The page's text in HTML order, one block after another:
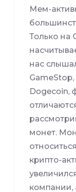
Мем-
Только на
нас
Dogecoin,
монет.
крипто-
компании,